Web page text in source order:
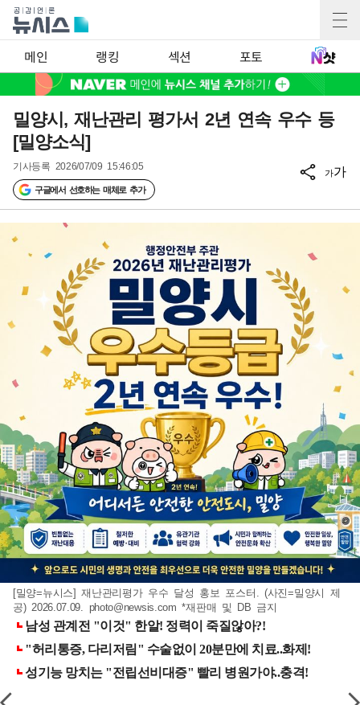
메인 랭킹 섹션 포토
밀양시, 재난관리 평가서 2년 연속 우수 등
[밀양소식]
기사등록 2026/07/09 15:46:05
구글에서 선호하는 매체로 추가
가가
[밀양=뉴시스] 재난관리평가 우수 달성 홍보 포스터. (사진=밀양시 제
공) 2026.07.09. photo@newsis.com *재판매 및 DB 금지